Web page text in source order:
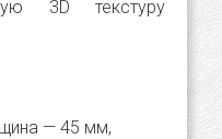
3D текстуру
— 45 мм,